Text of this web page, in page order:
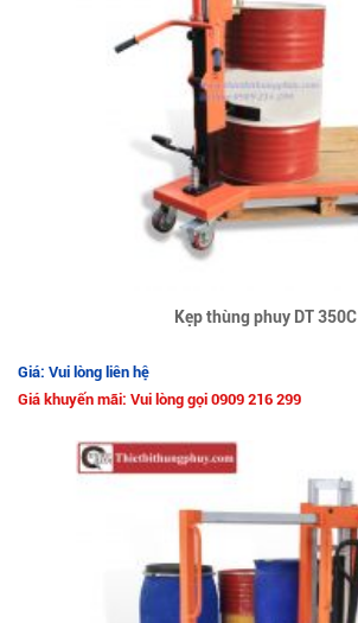
Kẹp thùng phuy DT 350C
Giá: Vui lòng liên hệ
Giá khuyến mãi: Vui lòng gọi 0909 216 299